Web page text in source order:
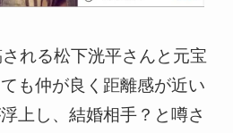
れる松下洸平さんと元宝
も仲が良く距離感が近い
上し、結婚相手？と噂さ